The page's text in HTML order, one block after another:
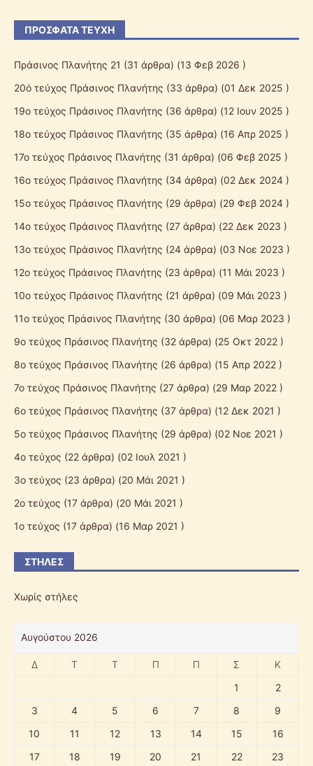
ΠΡΌΣΦΑΤΑ ΤΕΎΧΗ
Πράσινος Πλανήτης 21 (31 άρθρα) (13 Φεβ 2026 )
20ό τεύχος Πράσινος Πλανήτης (33 άρθρα) (01 Δεκ 2025 )
19ο τεύχος Πράσινος Πλανήτης (36 άρθρα) (12 Ιουν 2025 )
18ο τεύχος Πράσινος Πλανήτης (35 άρθρα) (16 Απρ 2025 )
17ο τεύχος Πράσινος Πλανήτης (31 άρθρα) (06 Φεβ 2025 )
16ο τεύχος Πράσινος Πλανήτης (34 άρθρα) (02 Δεκ 2024 )
15ο τεύχος Πράσινος Πλανήτης (29 άρθρα) (29 Φεβ 2024 )
14ο τεύχος Πράσινος Πλανήτης (27 άρθρα) (22 Δεκ 2023 )
13ο τεύχος Πράσινος Πλανήτης (24 άρθρα) (03 Νοε 2023 )
12ο τεύχος Πράσινος Πλανήτης (23 άρθρα) (11 Μάι 2023 )
10ο τεύχος Πράσινος Πλανήτης (21 άρθρα) (09 Μάι 2023 )
11ο τεύχος Πράσινος Πλανήτης (30 άρθρα) (06 Μαρ 2023 )
9ο τεύχος Πράσινος Πλανήτης (32 άρθρα) (25 Οκτ 2022 )
8ο τεύχος Πράσινος Πλανήτης (26 άρθρα) (15 Απρ 2022 )
7ο τεύχος Πράσινος Πλανήτης (27 άρθρα) (29 Μαρ 2022 )
6ο τεύχος Πράσινος Πλανήτης (37 άρθρα) (12 Δεκ 2021 )
5ο τεύχος Πράσινος Πλανήτης (29 άρθρα) (02 Νοε 2021 )
4ο τεύχος (22 άρθρα) (02 Ιουλ 2021 )
3ο τεύχος (23 άρθρα) (20 Μάι 2021 )
2ο τεύχος (17 άρθρα) (20 Μάι 2021 )
1ο τεύχος (17 άρθρα) (16 Μαρ 2021 )
ΣΤΉΛΕΣ
Χωρίς στήλες
Αυγούστου 2026
Δ Τ Τ Π Π Σ
Κ
1
2
3
4 5 6 7 8
9
10
11 12 13 14 15
16
17
18 19 20 21 22 23